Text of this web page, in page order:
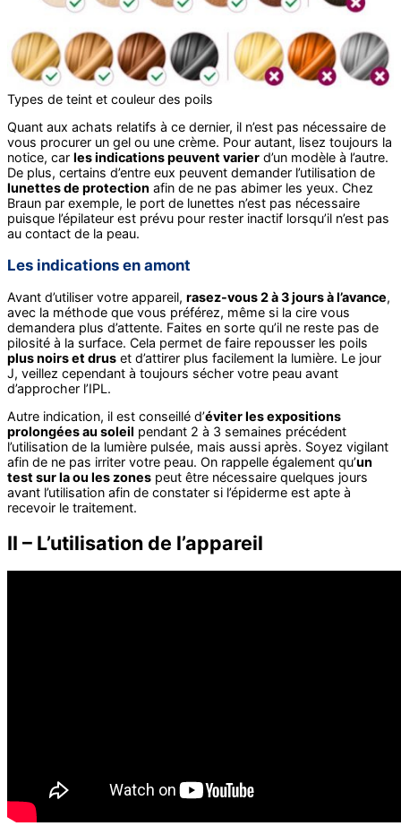
Types de teint et couleur des poils
Quant aux achats relatifs à ce dernier, il n’est pas nécessaire de
vous procurer un gel ou une crème. Pour autant, lisez toujours la
notice, car les indications peuvent varier d’un modèle à l’autre.
De plus, certains d’entre eux peuvent demander l’utilisation de
lunettes de protection afin de ne pas abimer les yeux. Chez
Braun par exemple, le port de lunettes n’est pas nécessaire
puisque l’épilateur est prévu pour rester inactif lorsqu’il n’est pas
au contact de la peau.
Les indications en amont
Avant d’utiliser votre appareil, rasez-vous 2 à 3 jours à l’avance,
avec la méthode que vous préférez, même si la cire vous
demandera plus d’attente. Faites en sorte qu’il ne reste pas de
pilosité à la surface. Cela permet de faire repousser les poils
plus noirs et drus et d’attirer plus facilement la lumière. Le jour
J, veillez cependant à toujours sécher votre peau avant
d’approcher l’IPL.
Autre indication, il est conseillé d’éviter les expositions
prolongées au soleil pendant 2 à 3 semaines précédent
l’utilisation de la lumière pulsée, mais aussi après. Soyez vigilant
afin de ne pas irriter votre peau. On rappelle également qu’un
test sur la ou les zones peut être nécessaire quelques jours
avant l’utilisation afin de constater si l’épiderme est apte à
recevoir le traitement.
II – L’utilisation de l’appareil